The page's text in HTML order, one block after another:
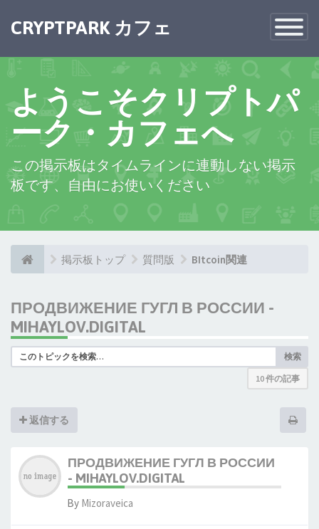
Toggle
CRYPTPARK カフェ
ようこそクリプトパ
ーク・カフェへ
この掲示板はタイムラインに連動しない掲示
板です、自由にお使いください
掲示板トップ 質問版 BItcoin関連
ПРОДВИЖЕНИЕ ГУГЛ В РОССИИ -
MIHAYLOV.DIGITAL
検索
10 件の記事
返信する
ПРОДВИЖЕНИЕ ГУГЛ В РОССИИ
- MIHAYLOV.DIGITAL
By Mizoraveica